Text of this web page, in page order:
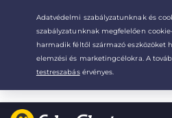
Your choice:The Best Deal for
/month